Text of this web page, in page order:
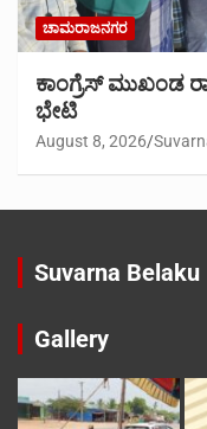
ಚಾಮರಾಜನಗರ
ಕಾಂಗ್ರೆಸ್ ಮುಖಂಡ
ಭೇಟಿ
August 8, 2026
Suvarna Belaku
Gallery